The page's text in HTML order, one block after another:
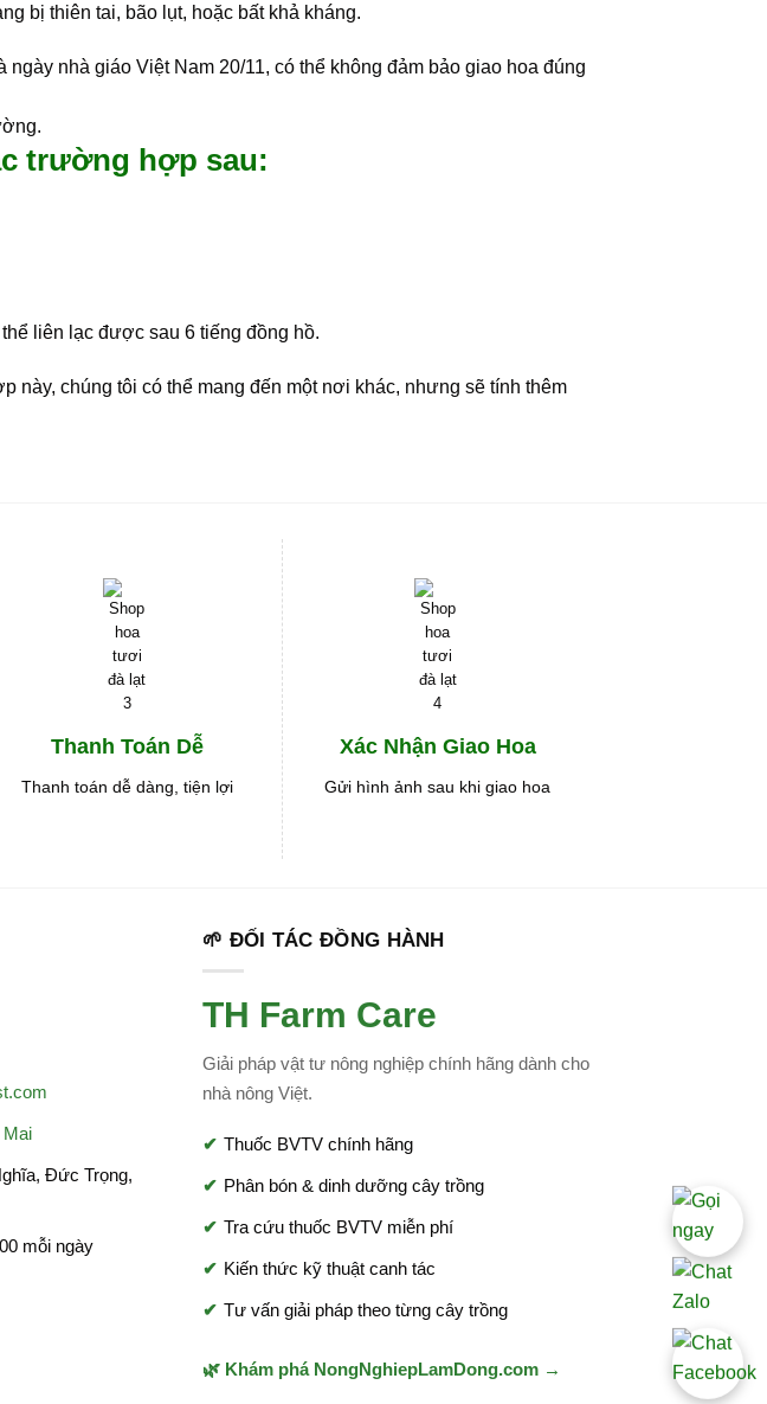
bị thiên tai, bão lụt, hoặc bất khả kháng.
nhà giáo Việt Nam 20/11, có thể không đảm bảo giao hoa đúng
trường hợp sau:
liên lạc được sau 6 tiếng đồng hồ.
này, chúng tôi có thể mang đến một nơi khác, nhưng sẽ tính thêm
Thanh Toán Dễ
Thanh toán dễ dàng, tiện lợi
Xác Nhận Giao Hoa
Gửi hình ảnh sau khi giao hoa
Đức Trọng,
mỗi ngày
🌱 ĐỐI TÁC ĐỒNG HÀNH
TH Farm Care
Giải pháp vật tư nông nghiệp chính hãng dành cho
nhà nông Việt.
Thuốc BVTV chính hãng
Phân bón & dinh dưỡng cây trồng
Tra cứu thuốc BVTV miễn phí
Kiến thức kỹ thuật canh tác
Tư vấn giải pháp theo từng cây trồng
🌿 Khám phá NongNghiepLamDong.com →